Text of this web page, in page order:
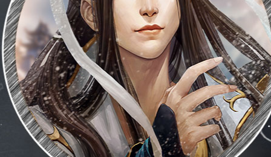
我的足迹： 天下3